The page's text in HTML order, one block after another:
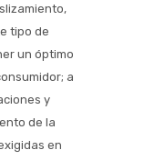
tipo de
un óptimo
a
y
de la
en